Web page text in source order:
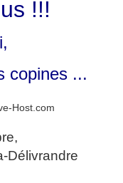
!!!
copines ...
Délivrandre